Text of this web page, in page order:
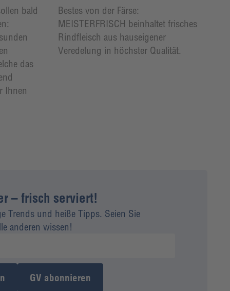
bald
das
Ihnen
Bestes von der Färse:
MEISTERFRISCH beinhaltet frisches
Rindfleisch aus hauseigener
Veredelung in höchster Qualität.
– frisch serviert!
Trends und heiße Tipps. Seien Sie
anderen wissen!
GV abonnieren